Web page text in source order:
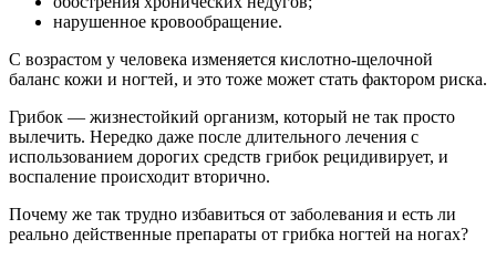
нарушенное кровообращение.
С возрастом у человека изменяется кислотно-щелочной
баланс кожи и ногтей, и это тоже может стать фактором риска.
Грибок — жизнестойкий организм, который не так просто
вылечить. Нередко даже после длительного лечения с
использованием дорогих средств грибок рецидивирует, и
воспаление происходит вторично.
Почему же так трудно избавиться от заболевания и есть ли
реально действенные препараты от грибка ногтей на ногах?